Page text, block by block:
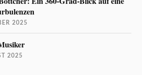
2025
2025